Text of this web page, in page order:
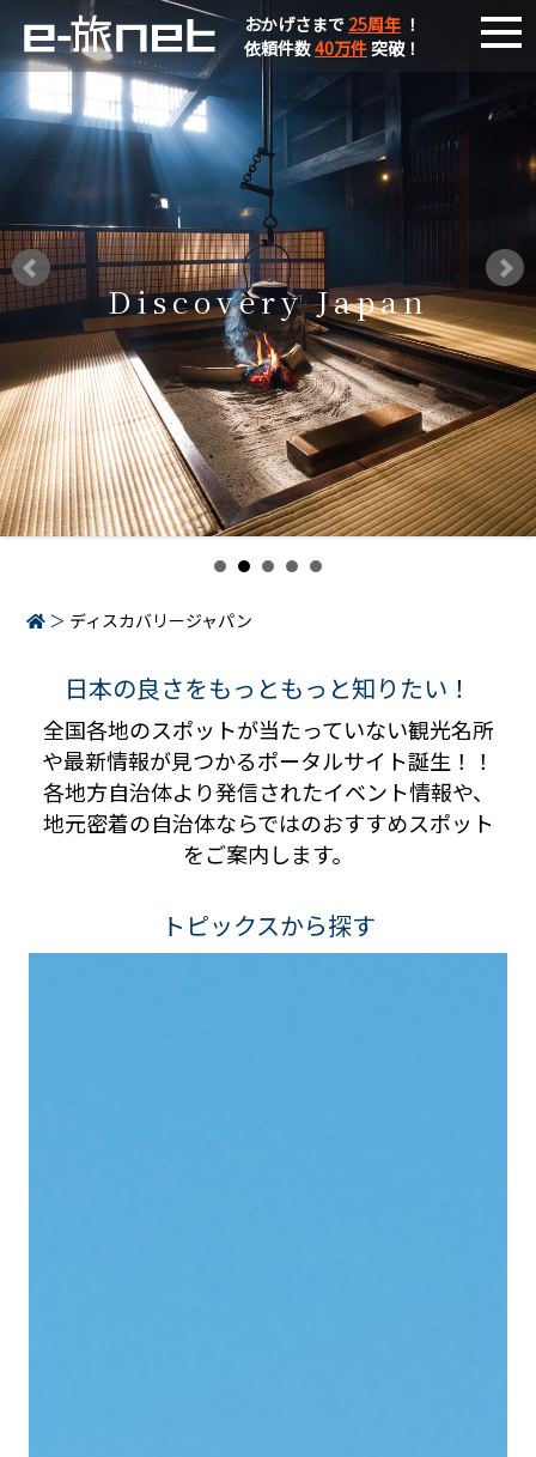
おかげさまで 25周年 ！
依頼件数40万件突破！
Discovery Japan
ディスカバリージャパン
日本の良さをもっともっと知りたい！
全国各地のスポットが当たっていない観光名所
や最新情報が見つかるポータルサイト誕生！！
各地方自治体より発信されたイベント情報や、
地元密着の自治体ならではのおすすめスポット
をご案内します。
トピックスから探す